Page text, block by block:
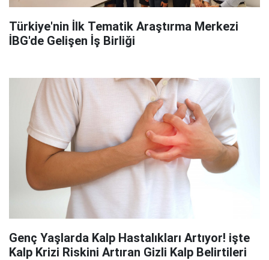
Türkiye'nin İlk Tematik Araştırma Merkezi
İBG'de Gelişen İş Birliği
Genç Yaşlarda Kalp Hastalıkları Artıyor! işte
Kalp Krizi Riskini Artıran Gizli Kalp Belirtileri